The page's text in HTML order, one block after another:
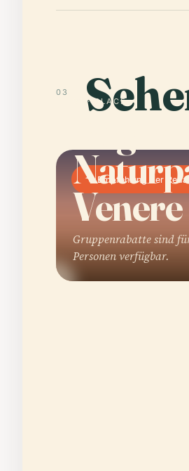
03
Empfehlung der
01 · PLACE
Venere
Gruppenrabatte sind
Personen verfügbar.